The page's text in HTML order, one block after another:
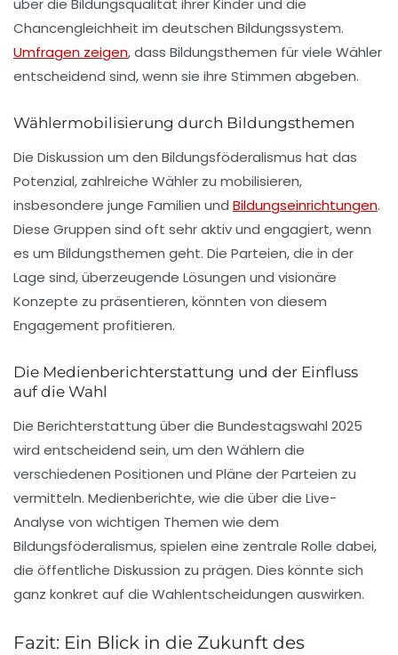
über die Bildungsqualität ihrer Kinder und die
Chancengleichheit im deutschen Bildungssystem.
Umfragen zeigen, dass Bildungsthemen für viele Wähler
entscheidend sind, wenn sie ihre Stimmen abgeben.
Wählermobilisierung durch Bildungsthemen
Die Diskussion um den Bildungsföderalismus hat das
Potenzial, zahlreiche Wähler zu mobilisieren,
insbesondere junge Familien und Bildungseinrichtungen.
Diese Gruppen sind oft sehr aktiv und engagiert, wenn
es um Bildungsthemen geht. Die Parteien, die in der
Lage sind, überzeugende Lösungen und visionäre
Konzepte zu präsentieren, könnten von diesem
Engagement profitieren.
Die Medienberichterstattung und der Einfluss
auf die Wahl
Die Berichterstattung über die Bundestagswahl 2025
wird entscheidend sein, um den Wählern die
verschiedenen Positionen und Pläne der Parteien zu
vermitteln. Medienberichte, wie die über die Live-
Analyse von wichtigen Themen wie dem
Bildungsföderalismus, spielen eine zentrale Rolle dabei,
die öffentliche Diskussion zu prägen. Dies könnte sich
ganz konkret auf die Wahlentscheidungen auswirken.
Fazit: Ein Blick in die Zukunft des